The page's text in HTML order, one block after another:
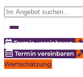
Termin vereinbaren
Termin vereinbaren
Wertschätzung